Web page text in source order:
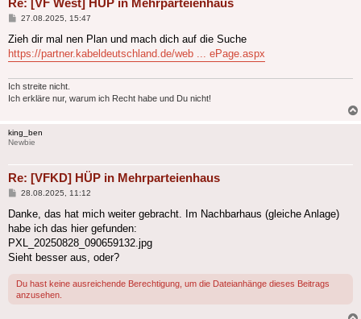
Beitrag
27.08.2025, 15:47
Zieh dir mal nen Plan und mach dich auf die Suche
https://partner.kabeldeutschland.de/web ... ePage.aspx
Ich streite nicht.
Ich erkläre nur, warum ich Recht habe und Du nicht!
king_ben
Newbie
Re: [VFKD] HÜP in Mehrparteienhaus
Beitrag
28.08.2025, 11:12
Danke, das hat mich weiter gebracht. Im Nachbarhaus (gleiche Anlage)
habe ich das hier gefunden:
PXL_20250828_090659132.jpg
Sieht besser aus, oder?
Du hast keine ausreichende Berechtigung, um die Dateianhänge dieses Beitrags
anzusehen.